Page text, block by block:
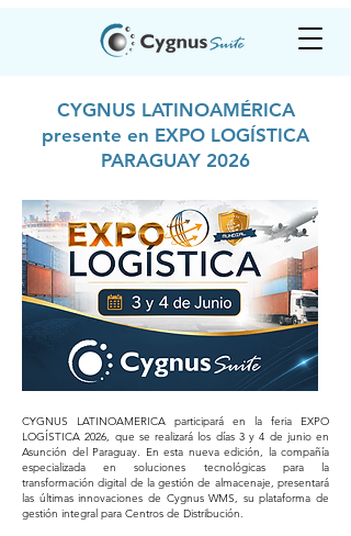
CYGNUS LATINOAMÉRICA
presente en EXPO LOGÍSTICA
PARAGUAY 2026
CYGNUS LATINOAMERICA participará en la feria EXPO
LOGÍSTICA 2026, que se realizará los días 3 y 4 de junio en
Asunción del Paraguay. En esta nueva edición, la compañía
especializada en soluciones tecnológicas para la
transformación digital de la gestión de almacenaje, presentará
las últimas innovaciones de Cygnus WMS, su plataforma de
gestión integral para Centros de Distribución.